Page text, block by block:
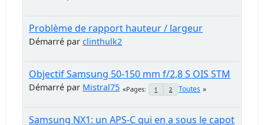
Problème de rapport hauteur / largeur
Démarré parclinthulk2
Objectif Samsung 50-150 mm f/2,8 S OIS STM
Démarré par Mistral75 Pages 1 2 Toutes
Samsung NX1: un APS-C qui en a sous le capot